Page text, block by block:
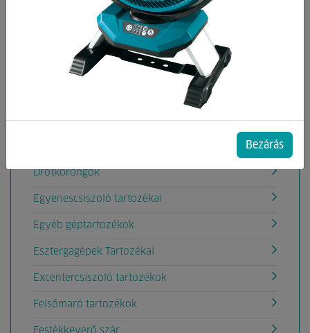
Akkumulátorok, töltők
Aligátorfűrész Tartozékok
Betoncsiszoló gép tartozékok
Csiszolás
Drótkorongok
Egyenescsiszoló tartozékai
Egyéb géptartozékok
Esztergagépek Tartozékai
Excentercsiszoló tartozékok
Felsőmaró tartozékok
Festékkeverő szár
Bezárás